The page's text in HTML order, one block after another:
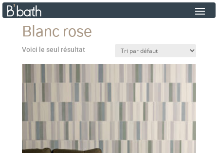
Blanc rose
Voici le seul résultat